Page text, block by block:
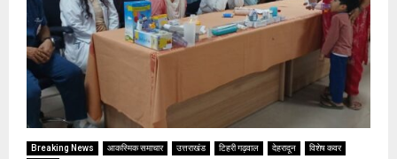
Breaking News आकस्मिक समाचार उत्तराखंड टिहरी गढ़वाल देहरादून
विशेष कवर